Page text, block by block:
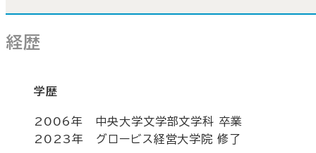
経歴
学歴
2006年 中央大学文学部文学科 卒業
2023年 グロービス経営大学院 修了